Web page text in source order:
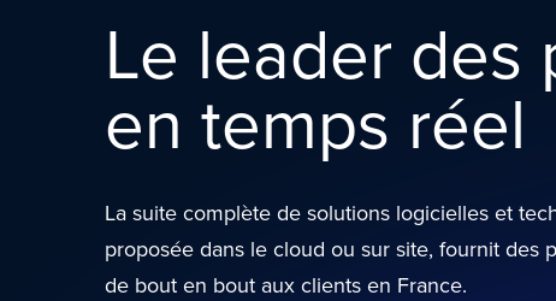
Le leader des
en temps réel
La suite complète de solutions logicielles et
proposée dans le cloud ou sur site, fournit des
de bout en bout aux clients en France.